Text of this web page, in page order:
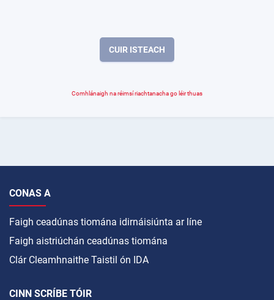
CUIR ISTEACH
Comhlánaigh na réimsí riachtanacha go léir thuas
CONAS A
Faigh ceadúnas tiomána idirnáisiúnta ar líne
Faigh aistriúchán ceadúnas tiomána
Clár Cleamhnaithe Taistil ón IDA
CINN SCRÍBE TÓIR